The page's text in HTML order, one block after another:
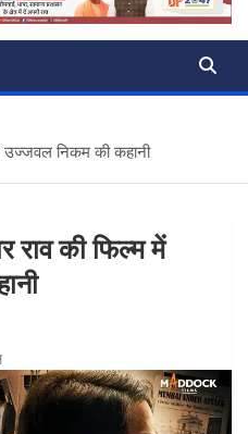
उज्जवल निकम की कहानी
राव की फिल्म में